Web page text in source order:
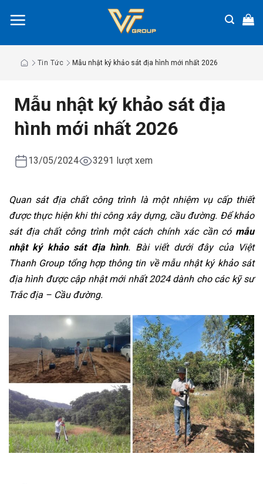
đến
dung
Tin Tức Mẫu nhật ký khảo sát địa hình mới nhất 2026
Mẫu nhật ký khảo sát địa
hình mới nhất 2026
13/05/2024 3291 lượt xem
Quan sát địa chất công trình là một nhiệm vụ cấp thiết
được thực hiện khi thi công xây dựng, cầu đường. Để khảo
sát địa chất công trình một cách chính xác cần có mẫu
nhật ký khảo sát địa hình. Bài viết dưới đây của Việt
Thanh Group tổng hợp thông tin về mẫu nhật ký khảo sát
địa hình được cập nhật mới nhất 2024 dành cho các kỹ sư
Trắc địa – Cầu đường.